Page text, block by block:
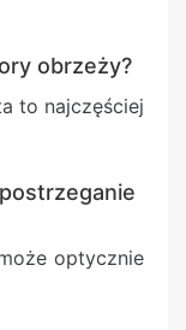
obrzeży?
to najczęściej
optycznie